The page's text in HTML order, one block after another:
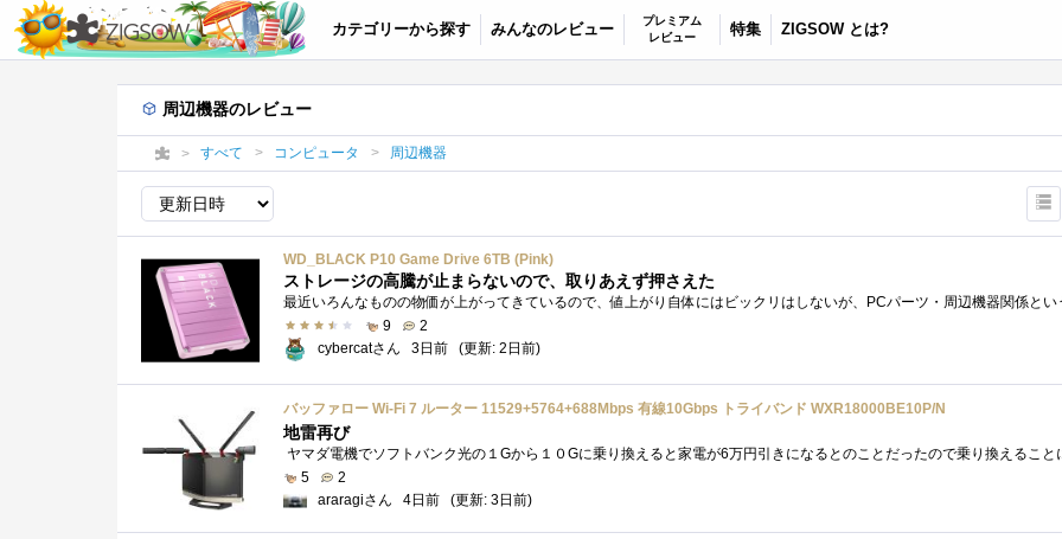
カテゴリーから探す みんなのレビュー
プレミアム
レビュー
特集 ZIGSOW とは?
周辺機器のレビュー
すべて コンピュータ 周辺機器
WD_BLACK P10 Game Drive 6TB (Pink)
ストレージの高騰が止まらないので、取りあえず押さえた
9
2
cybercatさん
3日前 (更新: 2日前)
バッファロー Wi-Fi 7 ルーター 11529+5764+688Mbps 有線10Gbps トライバンド WXR18000BE10P/N
地雷再び
5
2
araragiさん
4日前 (更新: 3日前)